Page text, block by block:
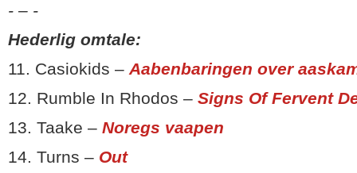
- – -
Hederlig omtale:
11. Casiokids –Aabenbaringen over
12. Rumble In Rhodos – Signs Of Fervent
13. Taake – Noregs vaapen
14. Turns – Out